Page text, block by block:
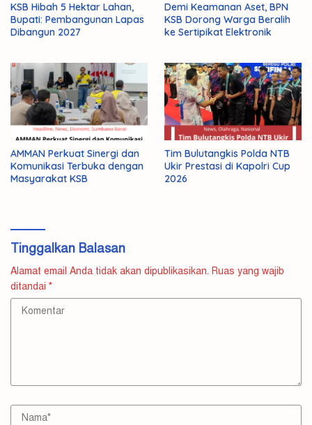
KSB Hibah 5 Hektar Lahan,
Bupati: Pembangunan Lapas
Dibangun 2027
Demi Keamanan Aset, BPN
KSB Dorong Warga Beralih
ke Sertipikat Elektronik
AMMAN Perkuat Sinergi dan
Komunikasi Terbuka dengan
Masyarakat KSB
Tim Bulutangkis Polda NTB
Ukir Prestasi di Kapolri Cup
2026
Tinggalkan Balasan
Alamat email Anda tidak akan dipublikasikan. Ruas yang wajib
ditandai *